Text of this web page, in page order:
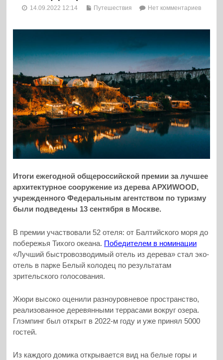
14.09.2022 12:14 Путешествия Нет комментариев
Итоги ежегодной общероссийской премии за лучшее
архитектурное сооружение из дерева АРХИWOOD,
учрежденного Федеральным агентством по туризму
были подведены 13 сентября в Москве.
В премии участвовали 52 отеля: от Балтийского моря до
побережья Тихого океана. Победителем в номинации
«Лучший быстровозводимый отель из дерева» стал эко-
отель в парке Белый колодец по результатам
зрительского голосования.
Жюри высоко оценили разноуровневое пространство,
реализованное деревянными террасами вокруг озера.
Глэмпинг был открыт в 2022-м году и уже принял 5000
гостей.
Из каждого домика открывается вид на белые горы и